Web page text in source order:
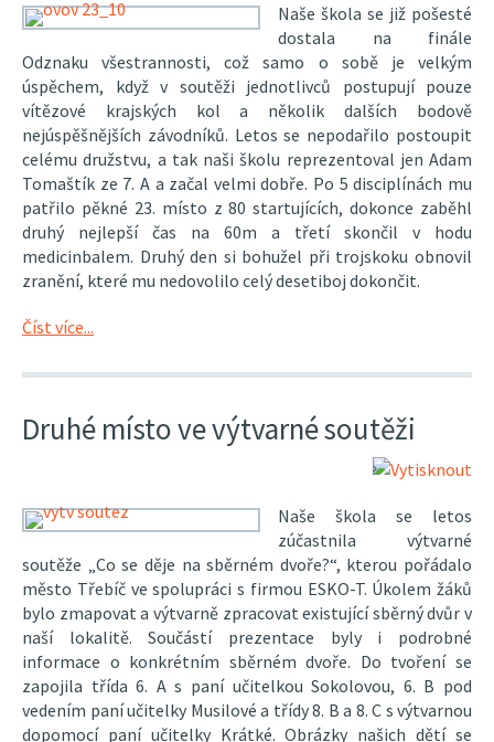
Naše škola se již pošesté
dostala na finále
Odznaku všestrannosti, což samo o sobě je velkým
úspěchem, když v soutěži jednotlivců postupují pouze
vítězové krajských kol a několik dalších bodově
nejúspěšnějších závodníků. Letos se nepodařilo postoupit
celému družstvu, a tak naši školu reprezentoval jen Adam
Tomaštík ze 7. A a začal velmi dobře. Po 5 disciplínách mu
patřilo pěkné 23. místo z 80 startujících, dokonce zaběhl
druhý nejlepší čas na 60m a třetí skončil v hodu
medicinbalem. Druhý den si bohužel při trojskoku obnovil
zranění, které mu nedovolilo celý desetiboj dokončit.
Číst více...
Druhé místo ve výtvarné soutěži
Naše škola se letos
zúčastnila výtvarné
soutěže „Co se děje na sběrném dvoře?“, kterou pořádalo
město Třebíč ve spolupráci s firmou ESKO-T. Úkolem žáků
bylo zmapovat a výtvarně zpracovat existující sběrný dvůr v
naší lokalitě. Součástí prezentace byly i podrobné
informace o konkrétním sběrném dvoře. Do tvoření se
zapojila třída 6. A s paní učitelkou Sokolovou, 6. B pod
vedením paní učitelky Musilové a třídy 8. B a 8. C s výtvarnou
dopomocí paní učitelky Krátké. Obrázky našich dětí se